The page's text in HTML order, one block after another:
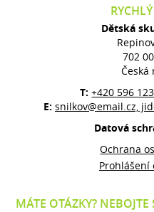
Dětská
702
Česká
T:+420 596
E: snilkov@email.cz,
Datová
Ochrana
MÁTE OTÁZKY? NEBOJTE